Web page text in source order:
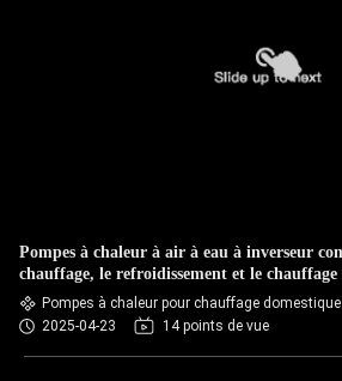
Pompes à chaleur à air à eau à inverseur
chauffage, le refroidissement et le
Pompes à chaleur pour chauffage domestique
2025-04-23
14 points de vue